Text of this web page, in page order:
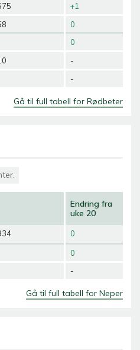
+1
0
0
-
-
Gå til full tabell for Rødbeter
Endring fra
uke 20
0
0
-
Gå til full tabell for Neper